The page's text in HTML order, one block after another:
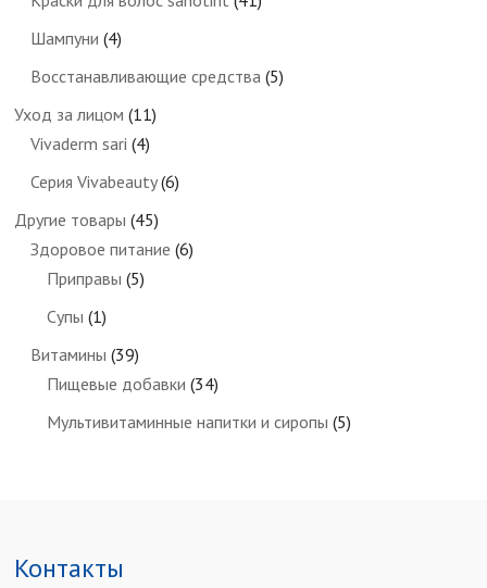
Шампуни (4)
Восстанавливающие средства (5)
Уход за лицом (11)
Vivaderm sari (4)
Серия Vivabeauty (6)
Другие товары (45)
Здоровое питание (6)
Приправы (5)
Супы (1)
Витамины (39)
Пищевые добавки (34)
Мультивитаминные напитки и сиропы (5)
Контакты